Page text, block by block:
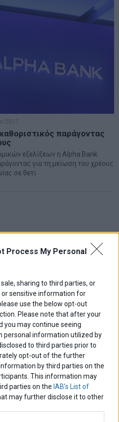
Process My Personal
sharing to third parties, or
sensitive information for
use the below opt-out
Please note that after your
you may continue seeing
personal information utilized by
to third parties prior to
opt-out of the further
by third parties on the
This information may
parties on the IAB’s List of
may further disclose it to other
2017
παράγοντας
εξελίξεων η Alpha Bank
για τη μείωση του χρέους
σε θετι